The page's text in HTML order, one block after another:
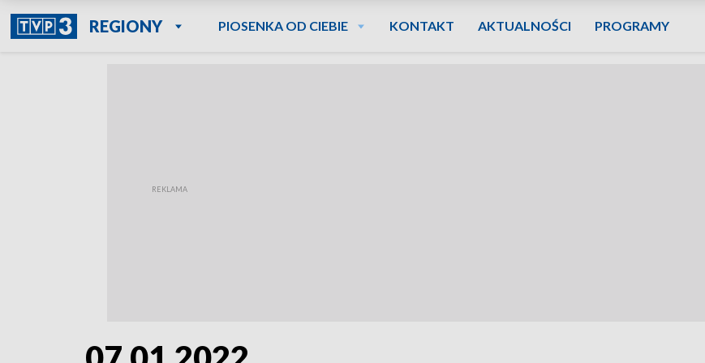
REGIONY PIOSENKA OD CIEBIE KONTAKT AKTUALNOŚCI PROGRAMY